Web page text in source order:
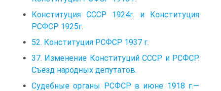
Конституция СССР 1924г. и Конституция
РСФСР 1925г.
52. Конституция РСФСР 1937 г.
37. Изменение Конституций СССР и РСФСР.
Съезд народных депутатов.
Судебные органы РСФСР в июне 1918 г.—